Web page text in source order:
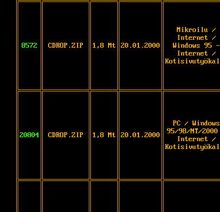
8572 CDROP.ZIP 1,8 Mt 20.01.2000
Mikroilu /
Internet /
Windows 95 -
Internet /
20804 CDROP.ZIP 1,8 Mt 20.01.2000
PC / Windows
95/98/NT/
Internet /